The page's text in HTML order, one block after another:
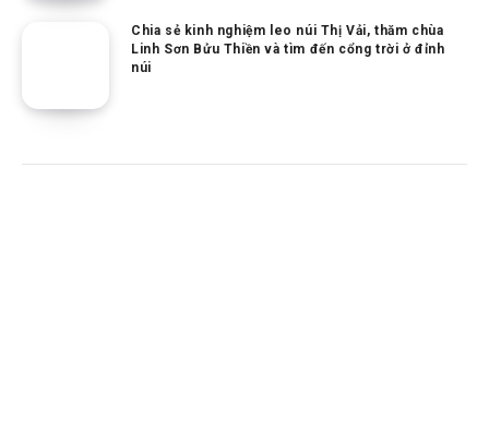
Chia sẻ kinh nghiệm leo núi Thị Vải, thăm chùa
Linh Sơn Bửu Thiền và tìm đến cổng trời ở đỉnh
núi